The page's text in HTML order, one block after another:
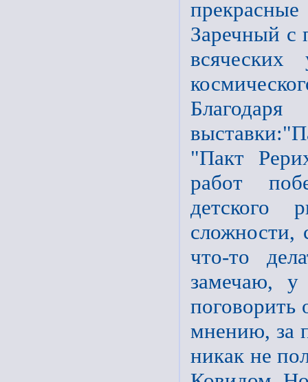
Заречный с
"Пакт
работ
детского
сложности,
что-то
замечаю,
поговорить
мнению, за
никак не